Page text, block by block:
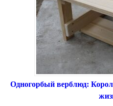
Одногорбый верблюд: